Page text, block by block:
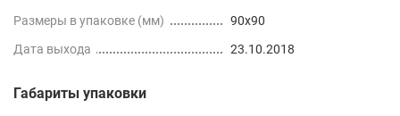
Размеры в упаковке (мм)
90x90
Дата выхода
23.10.2018
Габариты упаковки